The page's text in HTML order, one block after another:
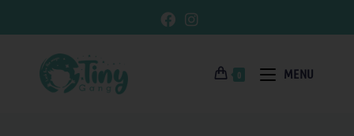
0 MENU